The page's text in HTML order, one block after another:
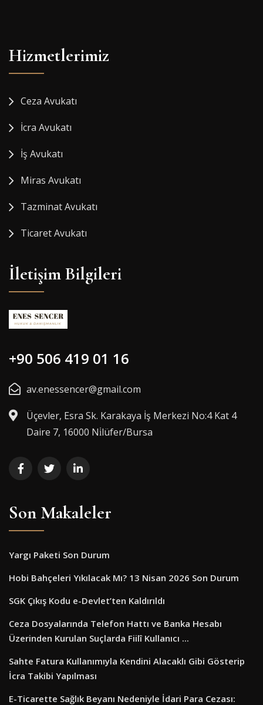
Hizmetlerimiz
Ceza Avukatı
İcra Avukatı
İş Avukatı
Miras Avukatı
Tazminat Avukatı
Ticaret Avukatı
İletişim Bilgileri
+90 506 419 01 16
av.enessencer@gmail.com
Üçevler, Esra Sk. Karakaya İş Merkezi No:4 Kat 4
Daire 7, 16000 Ni̇lüfer/Bursa
Son Makaleler
Yargı Paketi Son Durum
Hobi Bahçeleri Yıkılacak Mı? 13 Nisan 2026 Son Durum
SGK Çıkış Kodu e-Devlet’ten Kaldırıldı
Ceza Dosyalarında Telefon Hattı ve Banka Hesabı
Üzerinden Kurulan Suçlarda Fiilî Kullanıcı ...
Sahte Fatura Kullanımıyla Kendini Alacaklı Gibi Gösterip
İcra Takibi Yapılması
E-Ticarette Sağlık Beyanı Nedeniyle İdari Para Cezası: